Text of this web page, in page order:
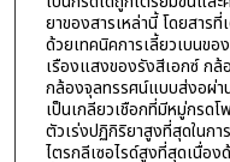
ยาของสารเหล่านี้ โดยสาร
ด้วยเทคนิคการเลี้ยวเบนขอ
เรืองแสงของรังสีเอกซ์ ก
กล้องจุลทรรศน์แบบส่งอผ่า
เป็นเกลียวเชือกที่มีหมู่กรด
ตัวเร่งปฏิกิริยาสูงที่สุดในก
ไตรกลีเซอไรด์สูงที่สุดเนื่อ